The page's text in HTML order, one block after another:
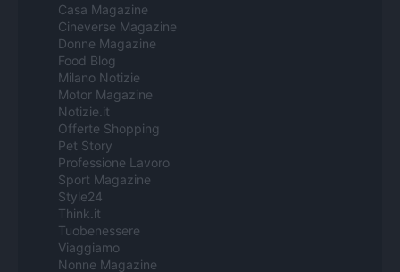
Casa Magazine
Cineverse Magazine
Donne Magazine
Food Blog
Milano Notizie
Motor Magazine
Notizie.it
Offerte Shopping
Pet Story
Professione Lavoro
Sport Magazine
Style24
Think.it
Tuobenessere
Viaggiamo
Nonne Magazine